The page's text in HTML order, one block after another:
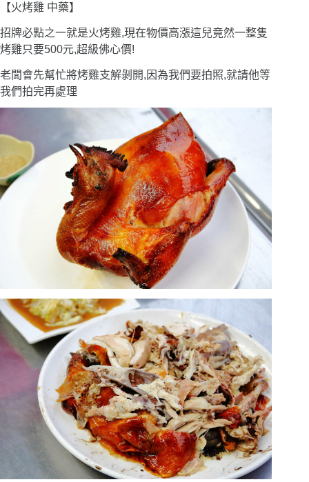
【火烤雞 中藥】
招牌必點之一就是火烤雞,現在物價高漲這兒竟然一整隻
烤雞只要500元,超級佛心價!
老闆會先幫忙將烤雞支解剝開,因為我們要拍照,就請他等
我們拍完再處理